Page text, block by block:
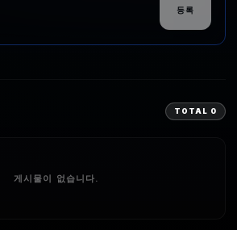
등록
TOTAL 0
게시물이 없습니다.